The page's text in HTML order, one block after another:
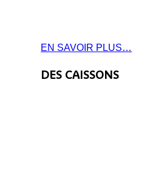
EN SAVOIR PLUS…
DES CAISSONS